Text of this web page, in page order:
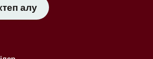
алу